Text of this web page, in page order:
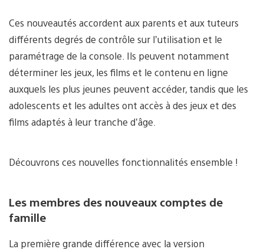
Ces nouveautés accordent aux parents et aux tuteurs
différents degrés de contrôle sur l’utilisation et le
paramétrage de la console. Ils peuvent notamment
déterminer les jeux, les films et le contenu en ligne
auxquels les plus jeunes peuvent accéder, tandis que les
adolescents et les adultes ont accès à des jeux et des
films adaptés à leur tranche d’âge.
Découvrons ces nouvelles fonctionnalités ensemble !
Les membres des nouveaux comptes de
famille
La première grande différence avec la version